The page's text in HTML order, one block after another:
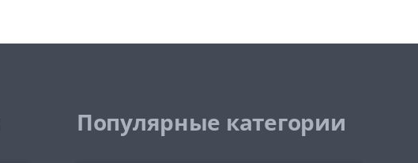
Популярные категории